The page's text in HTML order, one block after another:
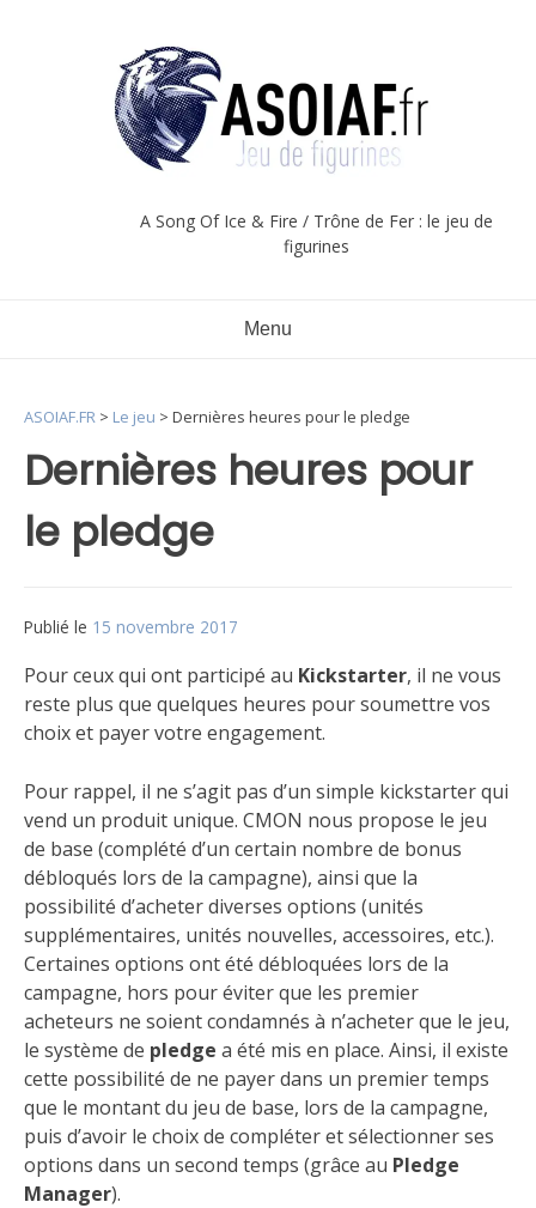
A Song Of Ice & Fire / Trône de Fer : le jeu de
figurines
Menu
Dernières heures pour
le pledge
ASOIAF.FR > Le jeu > Dernières heures pour le pledge
Publié le 15 novembre 2017
Pour ceux qui ont participé au Kickstarter, il ne vous
reste plus que quelques heures pour soumettre vos
choix et payer votre engagement.
Pour rappel, il ne s’agit pas d’un simple kickstarter qui
vend un produit unique. CMON nous propose le jeu
de base (complété d’un certain nombre de bonus
débloqués lors de la campagne), ainsi que la
possibilité d’acheter diverses options (unités
supplémentaires, unités nouvelles, accessoires, etc.).
Certaines options ont été débloquées lors de la
campagne, hors pour éviter que les premier
acheteurs ne soient condamnés à n’acheter que le jeu,
le système de pledge a été mis en place. Ainsi, il existe
cette possibilité de ne payer dans un premier temps
que le montant du jeu de base, lors de la campagne,
puis d’avoir le choix de compléter et sélectionner ses
options dans un second temps (grâce au Pledge
Manager).